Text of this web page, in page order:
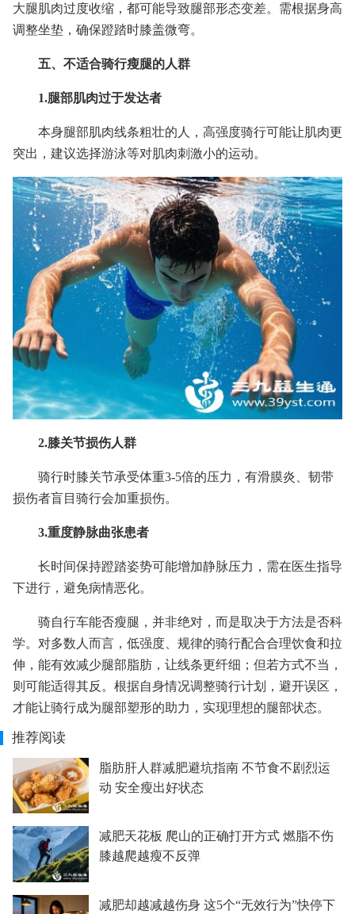
大腿肌肉过度收缩，都可能导致腿部形态变差。需根据身高
调整坐垫，确保蹬踏时膝盖微弯。
五、不适合骑行瘦腿的人群
1.腿部肌肉过于发达者
本身腿部肌肉线条粗壮的人，高强度骑行可能让肌肉更
突出，建议选择游泳等对肌肉刺激小的运动。
2.膝关节损伤人群
骑行时膝关节承受体重3-5倍的压力，有滑膜炎、韧带
损伤者盲目骑行会加重损伤。
3.重度静脉曲张患者
长时间保持蹬踏姿势可能增加静脉压力，需在医生指导
下进行，避免病情恶化。
骑自行车能否瘦腿，并非绝对，而是取决于方法是否科
学。对多数人而言，低强度、规律的骑行配合合理饮食和拉
伸，能有效减少腿部脂肪，让线条更纤细；但若方式不当，
则可能适得其反。根据自身情况调整骑行计划，避开误区，
才能让骑行成为腿部塑形的助力，实现理想的腿部状态。
推荐阅读
脂肪肝人群减肥避坑指南 不节食不剧烈运
动 安全瘦出好状态
减肥天花板 爬山的正确打开方式 燃脂不伤
膝越爬越瘦不反弹
减肥却越减越伤身 这5个“无效行为”快停下